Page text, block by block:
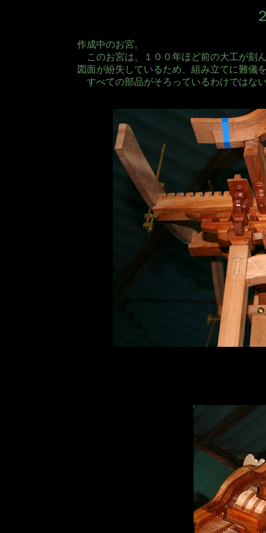
作成中のお宮。
このお宮は、１００年ほど前の大工が刻
図面が紛失しているため、組み立てに難儀
すべての部品がそろっているわけではな